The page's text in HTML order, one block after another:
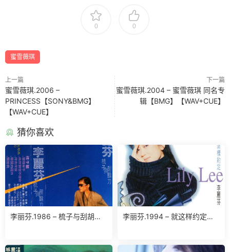
0 0
蜜雪薇琪
上一篇
蜜雪薇琪.2006 –
PRINCESS【SONY&BMG】
【WAV+CUE】
下一篇
蜜雪薇琪.2004 – 蜜雪薇琪 同名专
辑【BMG】【WAV+CUE】
猜你喜欢
李丽芬.1986 – 梳子与刮胡刀
E】
李丽芬.1994 – 就这样约定